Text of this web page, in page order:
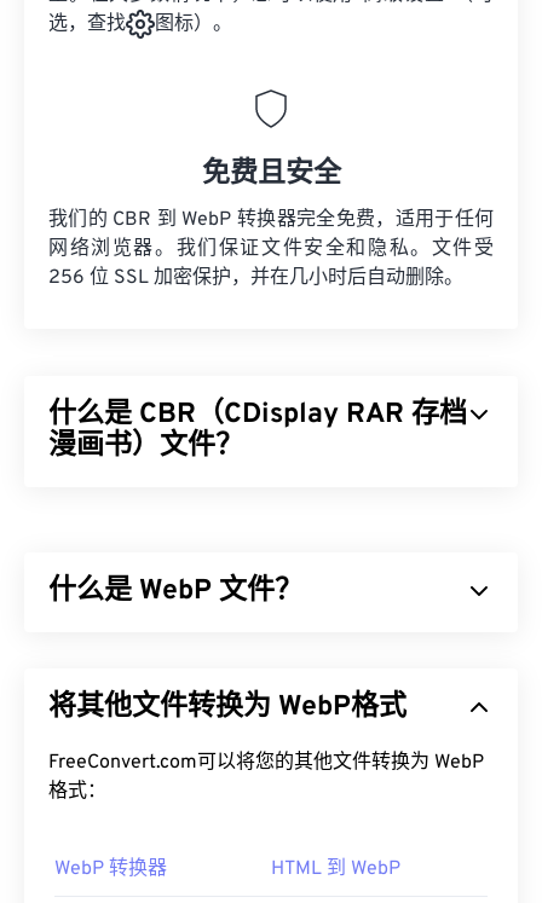
选，查找
图标）。
免费且安全
我们的 CBR 到 WebP 转换器完全免费，适用于任何
网络浏览器。我们保证文件安全和隐私。文件受
256 位 SSL 加密保护，并在几小时后自动删除。
什么是 CBR（CDisplay RAR 存档
漫画书）文件？
Roshal 存档压缩 (RAR) 文件，但重命名为 CBR，以
如何打开 CBR 文件？
打开 CBR 的默认程序是CDisplay Ex，它免费且流
行，并且可以读取其他漫画书文件格式。其他可以尝
试Calibre。在 Android 上，请使用 ComicScreen
什么是 WebP 文件？
JPEG (JPG)和便携式网络图形 (PNG)文件小 30%，
的加载速度非常快。
默认打开 WebP 的程序是
Google
将其他文件转换为 WebP格式
FreeConvert.com可以将您的其他文件转换为 WebP
格式：
WebP 转换器 HTML 到 WebP